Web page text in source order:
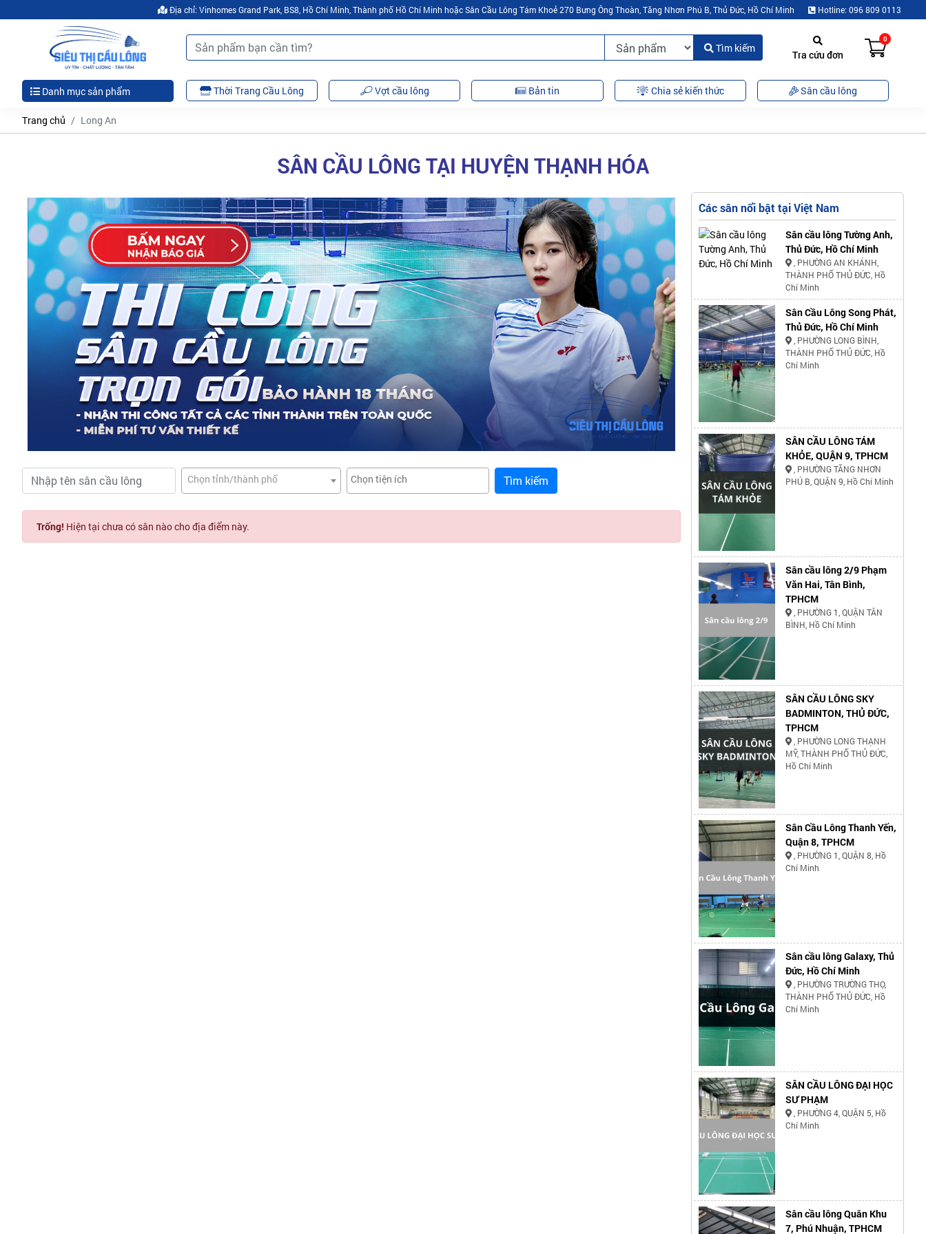
Địa chỉ: Vinhomes Grand Park, BS8, Hồ Chí Minh, Thành phố Hồ Chí Minh hoặc Sân Cầu Lông Tám Khoẻ 270 Bưng Ông Thoàn, Tăng Nhơn Phú B, Thủ Đức, Hồ Chí Minh Hotline: 096 809 0113
Tìm kiếm
Tra cứu đơn
0
Danh mục sản phẩm Thời Trang Cầu Lông Vợt cầu lông Bản tin Chia sẻ kiến thức Sân cầu lông
Trang chủ Long An
SÂN CẦU LÔNG TẠI HUYỆN THẠNH HÓA
Chọn tỉnh/thành phố Tìm kiếm
Trống! Hiện tại chưa có sân nào cho địa điểm này.
Các sân nổi bật tại Việt Nam
Sân cầu lông Tường Anh,
Thủ Đức, Hồ Chí Minh
, PHƯỜNG AN KHÁNH,
THÀNH PHỐ THỦ ĐỨC, Hồ
Chí Minh
Sân Cầu Lông Song Phát,
Thủ Đức, Hồ Chí Minh
, PHƯỜNG LONG BÌNH,
THÀNH PHỐ THỦ ĐỨC, Hồ
Chí Minh
SÂN CẦU LÔNG TÁM
KHỎE, QUẬN 9, TPHCM
, PHƯỜNG TĂNG NHƠN
PHÚ B, QUẬN 9, Hồ Chí Minh
Sân cầu lông 2/9 Phạm
Văn Hai, Tân Bình,
TPHCM
, PHƯỜNG 1, QUẬN TÂN
BÌNH, Hồ Chí Minh
SÂN CẦU LÔNG SKY
BADMINTON, THỦ ĐỨC,
TPHCM
, PHƯỜNG LONG THẠNH
MỸ, THÀNH PHỐ THỦ ĐỨC,
Hồ Chí Minh
Sân Cầu Lông Thanh Yến,
Quận 8, TPHCM
, PHƯỜNG 1, QUẬN 8, Hồ
Chí Minh
Sân cầu lông Galaxy, Thủ
Đức, Hồ Chí Minh
, PHƯỜNG TRƯỜNG THỌ,
THÀNH PHỐ THỦ ĐỨC, Hồ
Chí Minh
SÂN CẦU LÔNG ĐẠI HỌC
SƯ PHẠM
, PHƯỜNG 4, QUẬN 5, Hồ
Chí Minh
Sân cầu lông Quân Khu
7, Phú Nhuận, TPHCM